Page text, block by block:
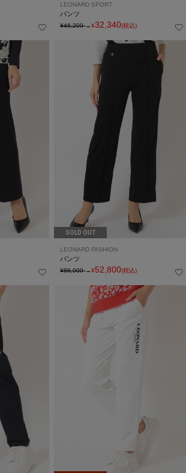
LEONARD SPORT
パンツ
¥46,200→¥32,340(税込)
SOLD OUT
LEONARD FASHION
パンツ
¥88,000→¥52,800(税込)